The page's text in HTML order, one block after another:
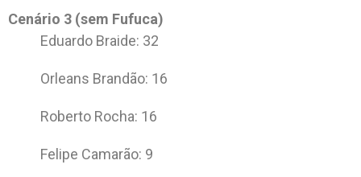
Cenário 3 (sem Fufuca)
Eduardo Braide: 32
Orleans Brandão: 16
Roberto Rocha: 16
Felipe Camarão: 9